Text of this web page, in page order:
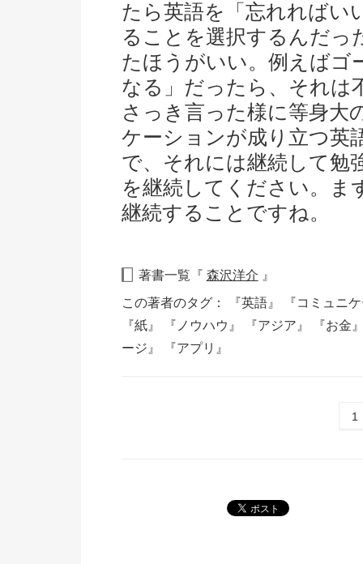
たら英語を「忘れればい
ることを選択するんだっ
たほうがいい。例えばゴ
なる」だったら、それは
さっき言った様に等身大
ケーションが成り立つ英
で、それには継続して勉
を継続してください。ま
継続することですね。
著書一覧『 森沢洋介 』
この著者のタグ：
『英語』
『コミュニ
『紙』
『ノウハウ』 『アジア』
『お金
ージ』
『アプリ』
1